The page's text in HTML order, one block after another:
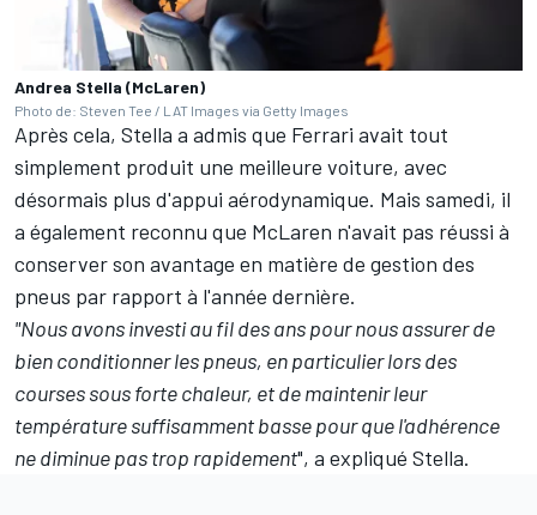
Andrea Stella (McLaren)
Photo de: Steven Tee / LAT Images via Getty Images
Après cela, Stella a admis que Ferrari avait tout
simplement produit une meilleure voiture, avec
désormais plus d'appui aérodynamique. Mais samedi, il
a également reconnu que McLaren n'avait pas réussi à
conserver son avantage en matière de gestion des
pneus par rapport à l'année dernière.
"Nous avons investi au fil des ans pour nous assurer de
bien conditionner les pneus, en particulier lors des
courses sous forte chaleur, et de maintenir leur
température suffisamment basse pour que l'adhérence
ne diminue pas trop rapidement", a expliqué Stella.